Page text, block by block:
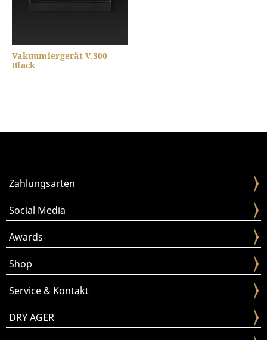
Vakuumiergerät V.300
Black
Zahlungsarten
Social Media
Awards
Shop
Service & Kontakt
DRY AGER